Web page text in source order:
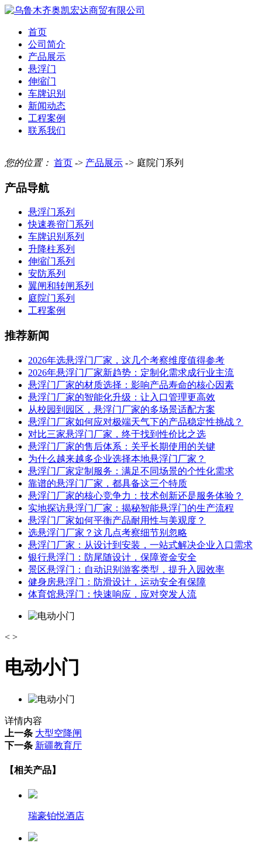
首页
公司简介
产品展示
悬浮门
伸缩门
车牌识别
新闻动态
工程案例
联系我们
您的位置： 首页 -> 产品展示 -> 庭院门系列
产品导航
悬浮门系列
快速卷帘门系列
车牌识别系列
升降柱系列
伸缩门系列
安防系列
翼闸和转闸系列
庭院门系列
工程案例
推荐新闻
2026年选悬浮门厂家，这几个考察维度值得参考
2026年悬浮门厂家新趋势：定制化需求成行业主流
悬浮门厂家的材质选择：影响产品寿命的核心因素
悬浮门厂家的智能化升级：让入口管理更高效
从校园到园区，悬浮门厂家的多场景适配方案
悬浮门厂家如何应对极端天气下的产品稳定性挑战？
对比三家悬浮门厂家，终于找到性价比之选
悬浮门厂家的售后体系：关乎长期使用的关键
为什么越来越多企业选择本地悬浮门厂家？
悬浮门厂家定制服务：满足不同场景的个性化需求
靠谱的悬浮门厂家，都具备这三个特质
悬浮门厂家的核心竞争力：技术创新还是服务体验？
实地探访悬浮门厂家：揭秘智能悬浮门的生产流程
悬浮门厂家如何平衡产品耐用性与美观度？
选悬浮门厂家？这几点考察细节别忽略
悬浮门厂家：从设计到安装，一站式解决企业入口需求
银行悬浮门：防尾随设计，保障资金安全
景区悬浮门：自动识别游客类型，提升入园效率
健身房悬浮门：防滑设计，运动安全有保障
体育馆悬浮门：快速响应，应对突发人流
< >
电动小门
详情内容
上一条 大型空降闸
下一条 新疆教育厅
【相关产品】
瑞豪铂悦酒店